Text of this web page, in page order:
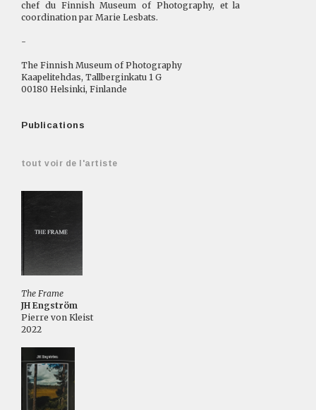
chef du Finnish Museum of Photography, et la
coordination par Marie Lesbats.
-
The Finnish Museum of Photography
Kaapelitehdas, Tallberginkatu 1 G
00180 Helsinki, Finlande
Publications
tout voir de l'artiste
The Frame
JH Engström
Pierre von Kleist
2022